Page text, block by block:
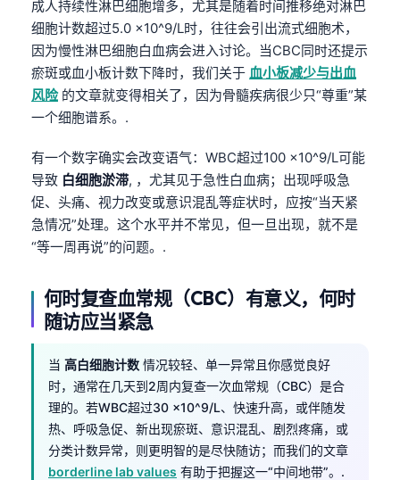
成人持续性淋巴细胞增多，尤其是随着时间推移绝对淋巴
细胞计数超过5.0 ×10^9/L时，往往会引出流式细胞术，
因为慢性淋巴细胞白血病会进入讨论。当CBC同时还提示
瘀斑或血小板计数下降时，我们关于 血小板减少与出血
风险的文章就变得相关了，因为骨髓疾病很少只“尊重”某
一个细胞谱系。.
有一个数字确实会改变语气：WBC超过100 ×10^9/L可能
导致 白细胞淤滞, ，尤其见于急性白血病；出现呼吸急
促、头痛、视力改变或意识混乱等症状时，应按“当天紧
急情况”处理。这个水平并不常见，但一旦出现，就不是
“等一周再说”的问题。.
何时复查血常规（CBC）有意义，何时
随访应当紧急
当 高白细胞计数 情况较轻、单一异常且你感觉良好
时，通常在几天到2周内复查一次血常规（CBC）是合
理的。若WBC超过30 ×10^9/L、快速升高，或伴随发
热、呼吸急促、新出现瘀斑、意识混乱、剧烈疼痛，或
分类计数异常，则更明智的是尽快随访；而我们的文章
borderline lab values 有助于把握这一“中间地带”。.
Монгол
ພາສາລາວ
Basa Jawa
ئۇيغۇرچە
Кыргызча
Татар теле
Беларуская мова
Esperanto
Frysk
Norsk bokmål